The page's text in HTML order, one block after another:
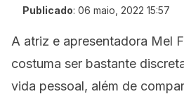
Publicado: 06 maio, 2022 15:57
A atriz e apresentadora Mel
costuma ser bastante
vida pessoal, além de